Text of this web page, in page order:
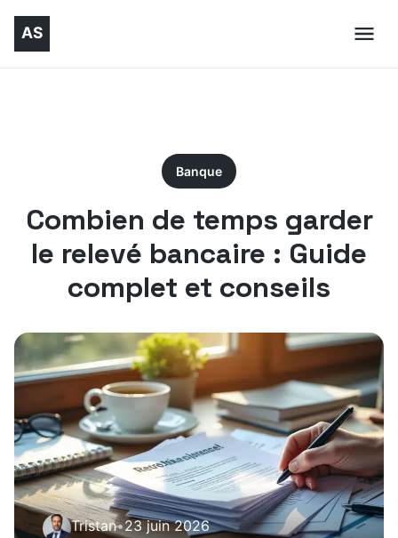
Banque
Combien de temps garder
le relevé bancaire : Guide
complet et conseils
Tristan•23 juin 2026